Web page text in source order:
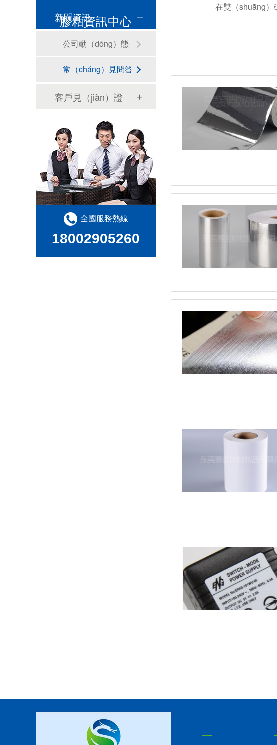
在雙（shuāng）
膠粘資訊中心
新聞資訊
公司動（dòng）態
常（cháng）見問答
客戶見（jiàn）證
全國服務熱線
18002905260